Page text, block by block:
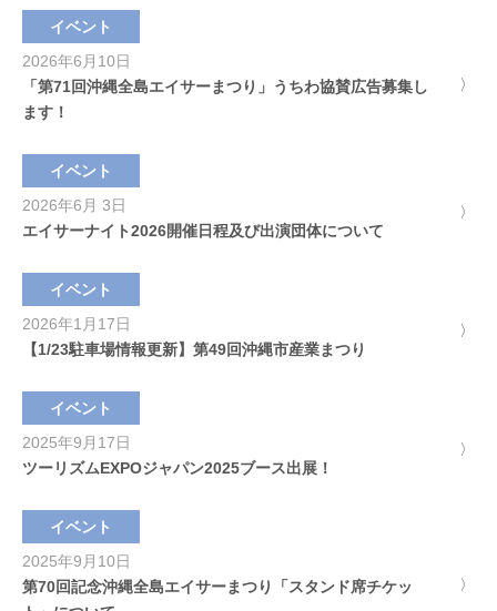
イベント
2026年6月10日
「第71回沖縄全島エイサーまつり」うちわ協賛広告募集し
ます！
イベント
2026年6月 3日
エイサーナイト2026開催日程及び出演団体について
イベント
2026年1月17日
【1/23駐車場情報更新】第49回沖縄市産業まつり
イベント
2025年9月17日
ツーリズムEXPOジャパン2025ブース出展！
イベント
2025年9月10日
第70回記念沖縄全島エイサーまつり「スタンド席チケッ